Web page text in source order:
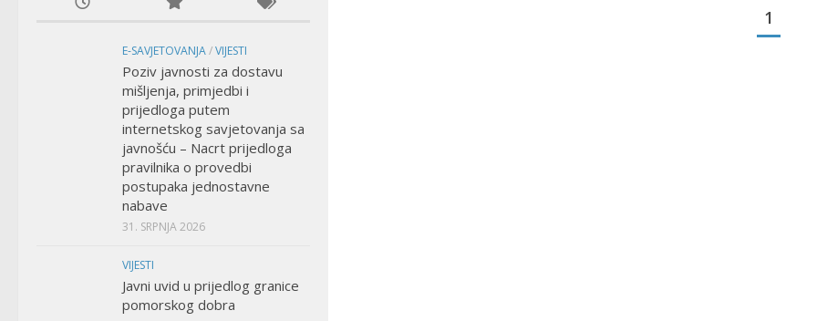
1
E-SAVJETOVANJA/VIJESTI
Poziv javnosti za dostavu
mišljenja, primjedbi i
prijedloga putem
internetskog savjetovanja sa
javnošću – Nacrt prijedloga
pravilnika o provedbi
postupaka jednostavne
nabave
31. SRPNJA 2026
VIJESTI
Javni uvid u prijedlog granice
pomorskog dobra